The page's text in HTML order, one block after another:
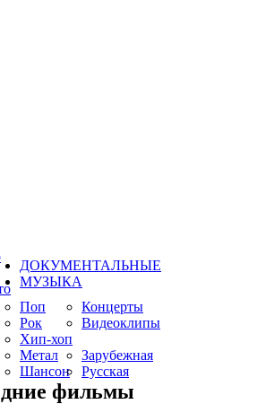
ДОКУМЕНТАЛЬНЫЕ
МУЗЫКА
Поп
Рок
Хип-хоп
Метал
Шансон
Концерты
Видеоклипы
Зарубежная
Русская
фильмы